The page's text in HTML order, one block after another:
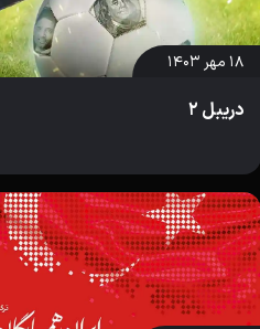
۱۸ مهر ۱۴۰۳
دریبل 2